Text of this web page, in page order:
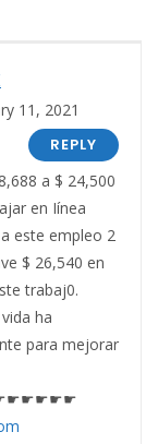
11, 2021
REPLY
a $ 24,500
en Iínea
este empleo 2
$ 26,540 en
trabaj0.
ha
para mejorar